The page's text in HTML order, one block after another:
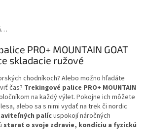
PRO+ MOUNTAIN GOAT
skladacie ružové
chodníkoch? Alebo možno hľadáte
čas? Trekingové palice PRO+ MOUNTAIN
na každý výlet. Pokojne ich môžete
alebo sa s nimi vydať na trek či nordic
palícuspokojí náročných
starať o svoje zdravie, kondíciu a fyzickú